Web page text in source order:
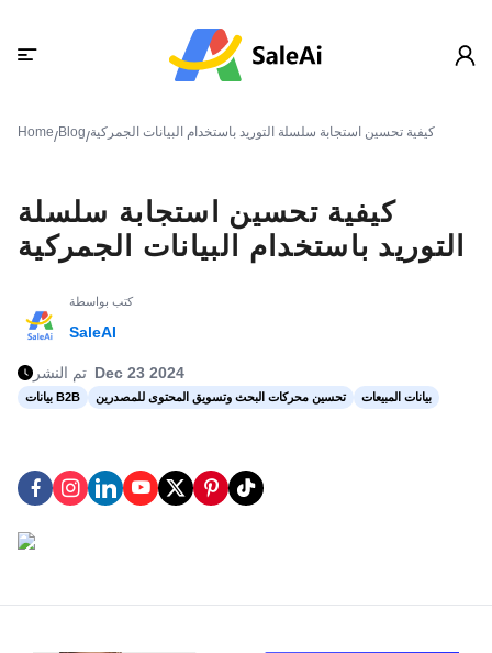
Home/Blog/كيفية تحسين استجابة سلسلة التوريد باستخدام البيانات الجمركية
كيفية تحسين استجابة سلسلة
التوريد باستخدام البيانات الجمركية
كتب بواسطة
SaleAI
تم النشر Dec 23 2024
بيانات B2B تحسين محركات البحث وتسويق المحتوى للمصدرين بيانات المبيعات